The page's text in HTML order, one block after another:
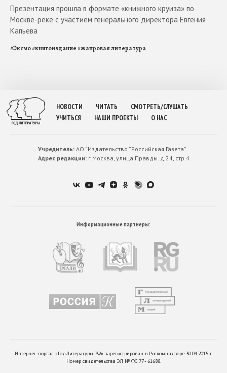
Презентация прошла в формате «книжного круиза» по
Москве-реке с участием генерального директора Евгения
Капьева
#Эксмо#книгоиздание#жанровая литература
НОВОСТИ ЧИТАТЬ
СМОТРЕТЬ/СЛУШАТЬ
УЧИТЬСЯ
НАШИ ПРОЕКТЫ О НАС
Учредитель:АО “Издательство ”Российская Газета”
Адрес редакции:г.Москва, улица Правды. д.24, стр.4
Информационные партнеры:
Интернет-портал «ГодЛитературы.РФ» зарегистрирован в Роскомнадзоре 30.04.2015 г.
Номер свидетельства ЭЛ № ФС 77 - 61688.